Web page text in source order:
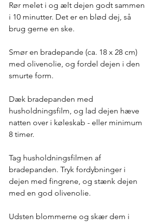
Rør melet i og ælt dejen godt sammen
i 10 minutter. Det er en blød dej, så
brug gerne en ske.
Smør en bradepande (ca. 18 x 28 cm)
med olivenolie, og fordel dejen i den
smurte form.
Dæk bradepanden med
husholdningsfilm, og lad dejen hæve
natten over i køleskab - eller minimum
8 timer.
Tag husholdningsfilmen af
bradepanden. Tryk fordybninger i
dejen med fingrene, og stænk dejen
med en god olivenolie.
Udsten blommerne og skær dem i